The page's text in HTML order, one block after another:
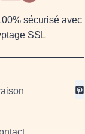
sécurisé avec
SSL